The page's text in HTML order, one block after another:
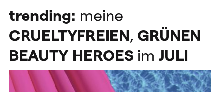
trending: meine
CRUELTYFREIEN, GRÜNEN
BEAUTY HEROES im JULI